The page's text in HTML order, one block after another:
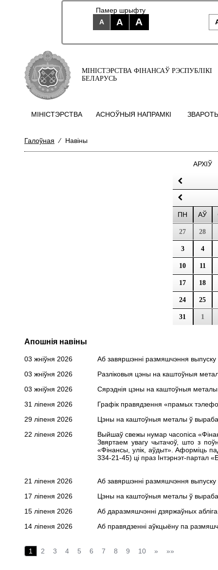
Памер шрыфту
A
A A
МІНІСТЭРСТВА ФІНАНСАЎ РЭСПУБЛІКІ
БЕЛАРУСЬ
МIНIСТЭРСТВА АСНОЎНЫЯ НАПРАМКI
Галоўная ⁄ Навіны
АРХІЎ
ПН АЎ
27 28
3 4
10 11
17 18
24 25
31 1
Апошнія навіны
03 жніўня 2026
Аб завяршэнні размяшчэння
03 жніўня 2026
Разліковыя цэны на каштоўныя
03 жніўня 2026
Сярэднія цэны на каштоўныя
31 ліпеня 2026
Графік правядзення «прамых
29 ліпеня 2026
Цэны на каштоўныя металы ў
22 ліпеня 2026
Выйшаў свежы нумар часопіса
Звяртаем увагу чытачоў, што з
«Фінансы, улік, аўдыт». Аформіць
334-21-45) цi праз Iнтэрнэт-партал
21 ліпеня 2026
Аб завяршэнні размяшчэння выпуску
17 ліпеня 2026
Цэны на каштоўныя металы ў
15 ліпеня 2026
Аб даразмяшчэнні дзяржаўных
14 ліпеня 2026
Аб правядзенні аўкцыёну па
1 2 3 4 5 6 7 8 9 10 » »»